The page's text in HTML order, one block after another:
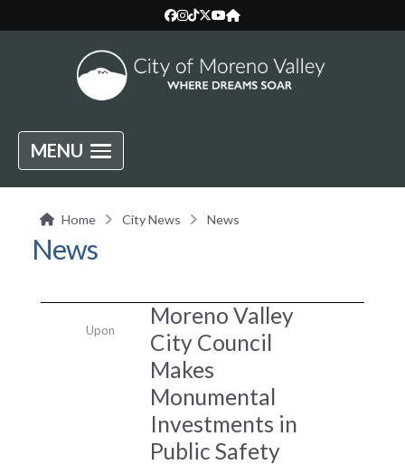
MENU
Home City News News
News
Moreno Valley
City Council
Makes
Monumental
Investments in
Public Safety
Upon